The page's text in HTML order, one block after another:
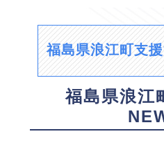
福島県浪江町支
福島県浪江